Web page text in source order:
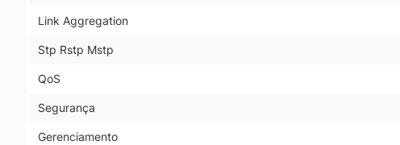
Link Aggregation
Stp Rstp Mstp
QoS
Segurança
Gerenciamento